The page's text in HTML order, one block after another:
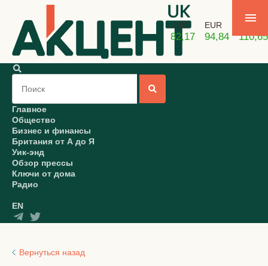
USD
82,17
EUR
94,84 110,65
Главное
Общество
Бизнес и финансы
Британия от А до Я
Уик-энд
Обзор прессы
Ключи от дома
Радио
EN
Вернуться назад